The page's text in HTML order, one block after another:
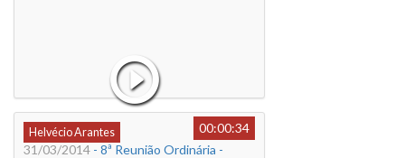
Helvécio Arantes
00:00:34
31/03/2014 - 8ª Reunião Ordinária -